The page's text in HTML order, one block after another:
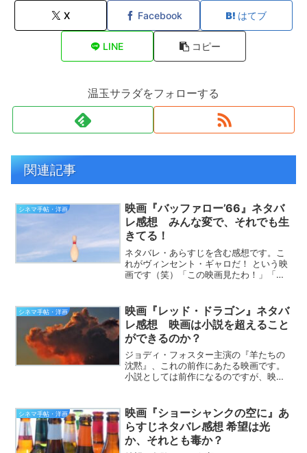
X Facebook はてブ
LINE コピー
温玉サラダをフォローする
関連記事
シネマ手帖・洋画
映画『バッファロー’66』ネタバ
レ感想 みんな変で、それでも生
きてる！
ネタバレ・あらすじを含む感想です。こ
れがヴィンセント・ギャロだ！ という映
画です（笑）「この映画見たわ！」「懐
ト・ギャロの世界を堪能いたしましょ
う。ネタバレを含みますの...
シネマ手帖・洋画
映画『レッド・ドラゴン』ネタバ
レ感想 映画は小説を超えること
ができるのか？
ジョディ・フォスター主演の『羊たちの
沈黙』、これの前作にあたる映画です。
小説としては前作になるのですが、映画
見ていて、ずっと思っていたのです。小
説を超える映画ってありえ...
シネマ手帖・洋画
映画『ショーシャンクの空に』あ
らすじネタバレ感想 希望は光
か、それとも毒か？